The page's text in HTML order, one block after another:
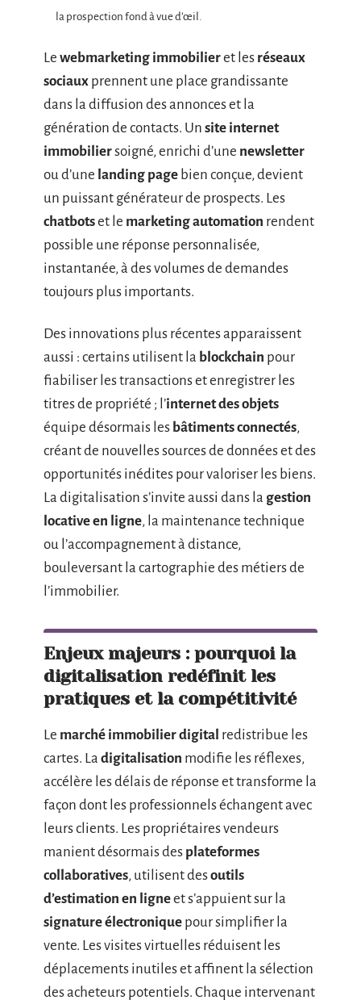
la prospection fond à vue d’œil.
Le webmarketing immobilieret les réseaux
sociaux prennent une place grandissante
dans la diffusion des annonces et la
génération de contacts. Un site internet
immobiliersoigné, enrichi d’une newsletter
ou d’une landing page bien conçue, devient
un puissant générateur de prospects. Les
chatbotset le marketing automation rendent
possible une réponse personnalisée,
instantanée, à des volumes de demandes
toujours plus importants.
Des innovations plus récentes apparaissent
aussi : certains utilisent la blockchain pour
fiabiliser les transactions et enregistrer les
titres de propriété ; l’internet des objets
équipe désormais les bâtiments connectés,
créant de nouvelles sources de données et des
opportunités inédites pour valoriser les biens.
La digitalisation s’invite aussi dans la gestion
locative en ligne, la maintenance technique
ou l’accompagnement à distance,
bouleversant la cartographie des métiers de
l’immobilier.
Enjeux majeurs : pourquoi la
digitalisation redéfinit les
pratiques et la compétitivité
Le marché immobilier digital redistribue les
cartes. La digitalisation modifie les réflexes,
accélère les délais de réponse et transforme la
façon dont les professionnels échangent avec
leurs clients. Les propriétaires vendeurs
manient désormais des plateformes
collaboratives, utilisent desoutils
d’estimation en ligneet s’appuient sur la
signature électronique pour simplifier la
vente. Les visites virtuelles réduisent les
déplacements inutiles et affinent la sélection
des acheteurs potentiels. Chaque intervenant